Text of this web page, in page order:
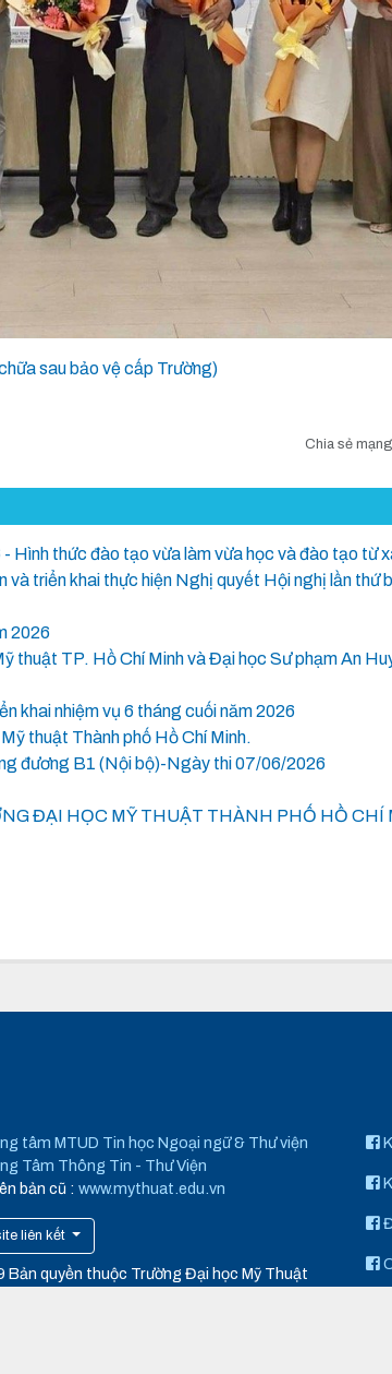
sau bảo vệ cấp Trường)
Chia sẻ
Hình thức đào tạo vừa làm vừa học và đào tạo từ
triển khai thực hiện Nghị quyết Hội nghị lần thứ
2026
thuật TP. Hồ Chí Minh và Đại học Sư phạm An
khai nhiệm vụ 6 tháng cuối năm 2026
thuật Thành phố Hồ Chí Minh.
đương B1 (Nội bộ)-Ngày thi 07/06/2026
ĐẠI HỌC MỸ THUẬT THÀNH PHỐ HỒ CHÍ
tâm MTUD Tin học Ngoại ngữ & Thư viện
Tâm Thông Tin - Thư Viện
bản cũ : www.mythuat.edu.vn
liên kết
Bản quyền thuộc Trường Đại học Mỹ Thuật